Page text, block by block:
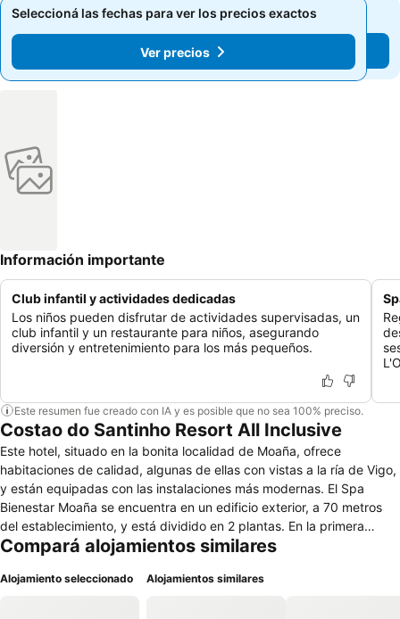
Seleccioná las fechas para ver los precios exactos
Ver precios
Seleccioná las fechas para ver los precios exactos
Ver precios
Información importante
Club infantil y actividades dedicadas
Los niños pueden disfrutar de actividades supervisadas, un
club infantil y un restaurante para niños, asegurando
diversión y entretenimiento para los más pequeños.
Este resumen fue creado con IA y es posible que no sea 100% preciso.
Costao do Santinho Resort All Inclusive
Este hotel, situado en la bonita localidad de Moaña, ofrece
habitaciones de calidad, algunas de ellas con vistas a la ría de Vigo,
y están equipadas con las instalaciones más modernas. El Spa
Bienestar Moaña se encuentra en un edificio exterior, a 70 metros
del establecimiento, y está dividido en 2 plantas. En la primera
planta se encuentra la piscina termolúdica que incluye camas de
contracorriente, géiser, asientos de burbujas, jacuzzi y chorros
Compará alojamientos similares
Alojamiento seleccionado Alojamientos similares